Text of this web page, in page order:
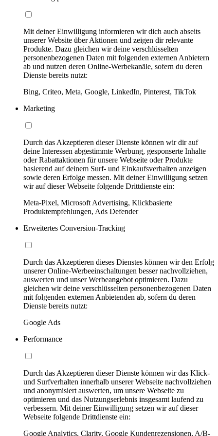
Mit deiner Einwilligung informieren wir dich auch abseits
unserer Website über Aktionen und zeigen dir relevante
Produkte. Dazu gleichen wir deine verschlüsselten
personenbezogenen Daten mit folgenden externen Anbietern
ab und nutzen deren Online-Werbekanäle, sofern du deren
Dienste bereits nutzt:
Bing, Criteo, Meta, Google, LinkedIn, Pinterest, TikTok
Marketing
Durch das Akzeptieren dieser Dienste können wir dir auf
deine Interessen abgestimmte Werbung, gesponserte Inhalte
oder Rabattaktionen für unsere Webseite oder Produkte
basierend auf deinem Surf- und Einkaufsverhalten anzeigen
sowie deren Erfolge messen. Mit deiner Einwilligung setzen
wir auf dieser Webseite folgende Drittdienste ein:
Meta-Pixel, Microsoft Advertising, Klickbasierte
Produktempfehlungen, Ads Defender
Erweitertes Conversion-Tracking
Durch das Akzeptieren dieses Dienstes können wir den Erfolg
unserer Online-Werbeeinschaltungen besser nachvollziehen,
auswerten und unser Werbeangebot optimieren. Dazu
gleichen wir deine verschlüsselten personenbezogenen Daten
mit folgenden externen Anbietenden ab, sofern du deren
Dienste bereits nutzt:
Google Ads
Performance
Durch das Akzeptieren dieser Dienste können wir das Klick-
und Surfverhalten innerhalb unserer Webseite nachvollziehen
und anonymisiert auswerten, um unsere Webseite zu
optimieren und das Nutzungserlebnis insgesamt laufend zu
verbessern. Mit deiner Einwilligung setzen wir auf dieser
Webseite folgende Drittdienste ein:
Google Analytics, Clarity, Google Kundenrezensionen, A/B-